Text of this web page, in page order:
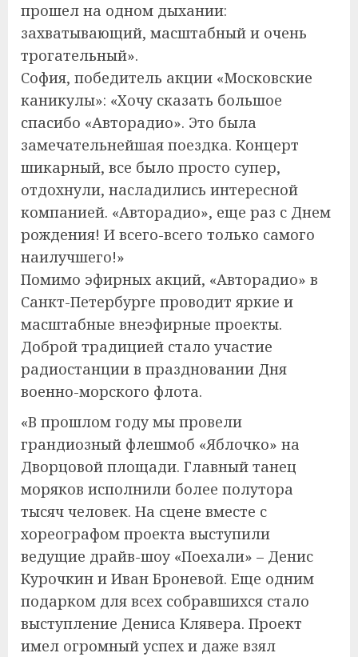
прошел на одном дыхании:
захватывающий, масштабный и очень
трогательный».
София, победитель акции «Московские
каникулы»: «Хочу сказать большое
спасибо «Авторадио». Это была
замечательнейшая поездка. Концерт
шикарный, все было просто супер,
отдохнули, насладились интересной
компанией. «Авторадио», еще раз с Днем
рождения! И всего-всего только самого
наилучшего!»
Помимо эфирных акций, «Авторадио» в
Санкт-Петербурге проводит яркие и
масштабные внеэфирные проекты.
Доброй традицией стало участие
радиостанции в праздновании Дня
военно-морского флота.
«В прошлом году мы провели
грандиозный флешмоб «Яблочко» на
Дворцовой площади. Главный танец
моряков исполнили более полутора
тысяч человек. На сцене вместе с
хореографом проекта выступили
ведущие драйв-шоу «Поехали» – Денис
Курочкин и Иван Броневой. Еще одним
подарком для всех собравшихся стало
выступление Дениса Клявера. Проект
имел огромный успех и даже взял